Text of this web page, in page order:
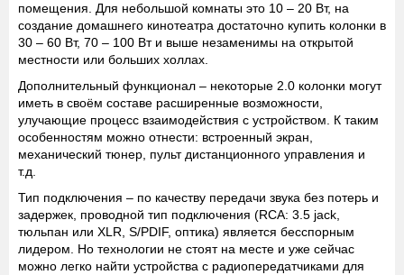
помещения. Для небольшой комнаты это 10 – 20 Вт, на
создание домашнего кинотеатра достаточно купить колонки в
30 – 60 Вт, 70 – 100 Вт и выше незаменимы на открытой
местности или больших холлах.
Дополнительный функционал – некоторые 2.0 колонки могут
иметь в своём составе расширенные возможности,
улучающие процесс взаимодействия с устройством. К таким
особенностям можно отнести: встроенный экран,
механический тюнер, пульт дистанционного управления и
т.д.
Тип подключения – по качеству передачи звука без потерь и
задержек, проводной тип подключения (RCA: 3.5 jack,
тюльпан или XLR, S/PDIF, оптика) является бесспорным
лидером. Но технологии не стоят на месте и уже сейчас
можно легко найти устройства с радиопередатчиками для